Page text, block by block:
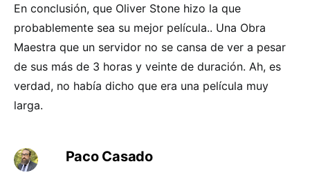
En conclusión, que Oliver Stone hizo la que
probablemente sea su mejor película.. Una Obra
Maestra que un servidor no se cansa de ver a pesar
de sus más de 3 horas y veinte de duración. Ah, es
verdad, no había dicho que era una película muy
larga.
Paco Casado